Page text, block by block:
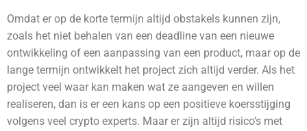
Omdat er op de korte termijn altijd obstakels kunnen zijn,
zoals het niet behalen van een deadline van een nieuwe
ontwikkeling of een aanpassing van een product, maar op de
lange termijn ontwikkelt het project zich altijd verder. Als het
project veel waar kan maken wat ze aangeven en willen
realiseren, dan is er een kans op een positieve koersstijging
volgens veel crypto experts. Maar er zijn altijd risico’s met